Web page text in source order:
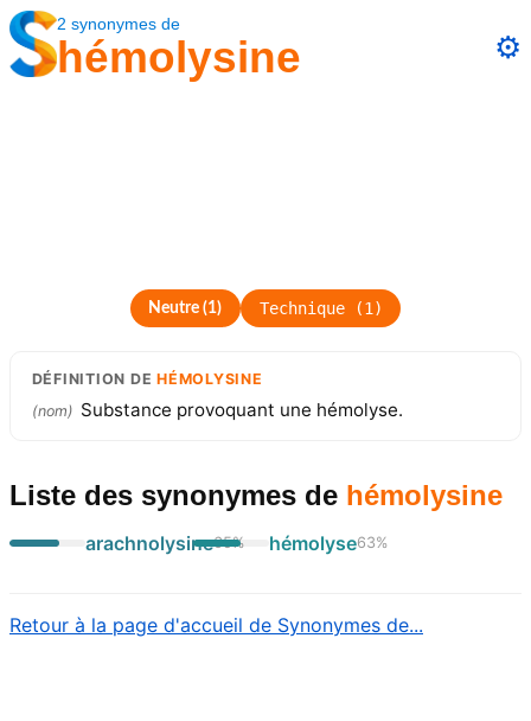
2 synonymes de
hémolysine ⚙️
Neutre (1) Technique(1 )
DÉFINITION DEHÉMOLYSINE
(nom) Substance provoquant une hémolyse.
Liste des synonymes de hémolysine
arachnolysine65% hémolyse63%
Retour à la page d'accueil de Synonymes de...